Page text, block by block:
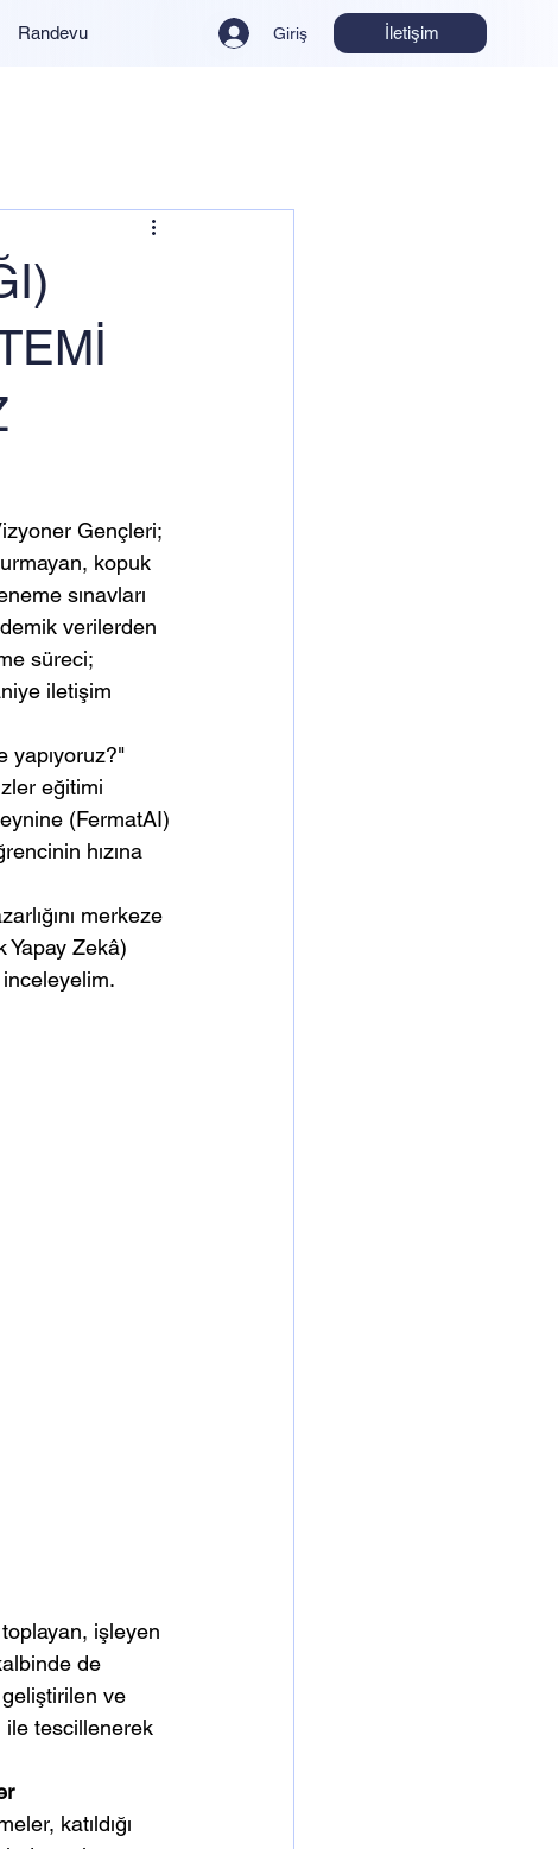
Randevu Giriş İletişim
Gençleri;
kopuk
sınavları
verilerden
süreci;
iletişim
yapıyoruz?"
eğitimi
(FermatAI)
hızına
merkeze
Yapay Zekâ)
işleyen
de
geliştirilen ve
ile tescillenerek
katıldığı